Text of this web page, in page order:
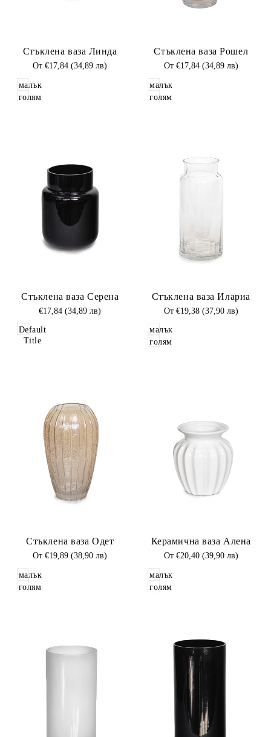
Любими
Стъклена ваза Линда
Промоционална
От€17,84 (34,89 лв)
малък
голям
Любими
Стъклена ваза Рошел
Промоционална
От €17,84 (34,89 лв)
малък
голям
в
Любими
Стъклена ваза Серена
Промоционална
€17,84 (34,89 лв)
Default
Title
в
Любими
Стъклена ваза Илариа
Промоционална
От €19,38 (37,90 лв)
малък
голям
Любими
Стъклена ваза Одет
Промоционална
От€19,89 (38,90 лв)
малък
голям
в
Любими
Керамична ваза Алена
Промоционална
От €20,40 (39,90 лв)
малък
голям